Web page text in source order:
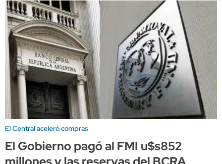
El Central aceleró compras
El Gobierno pagó al FMI u$s852